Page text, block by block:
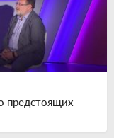
предстоящих